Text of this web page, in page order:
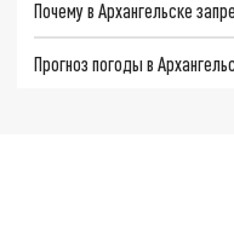
Почему в Архангельске
Прогноз погоды в